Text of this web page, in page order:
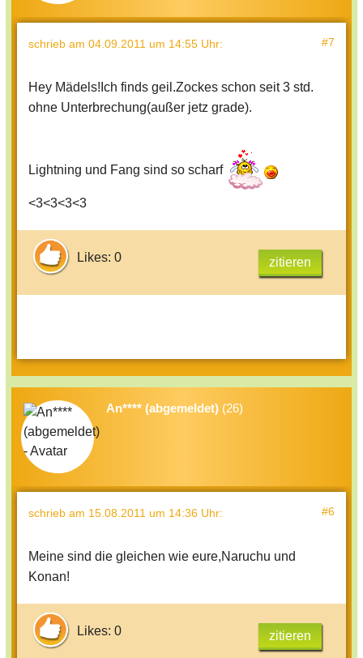
schrieb am 04.09.2011 um 14:55 Uhr: #7
Hey Mädels!Ich finds geil.Zockes schon seit 3 std.
ohne Unterbrechung(außer jetz grade).
Lightning und Fang sind so scharf
<3<3<3<3
Likes: 0 zitieren
An**** (abgemeldet) (26)
schrieb am 15.08.2011 um 14:36 Uhr: #6
Meine sind die gleichen wie eure,Naruchu und
Konan!
Likes: 0 zitieren